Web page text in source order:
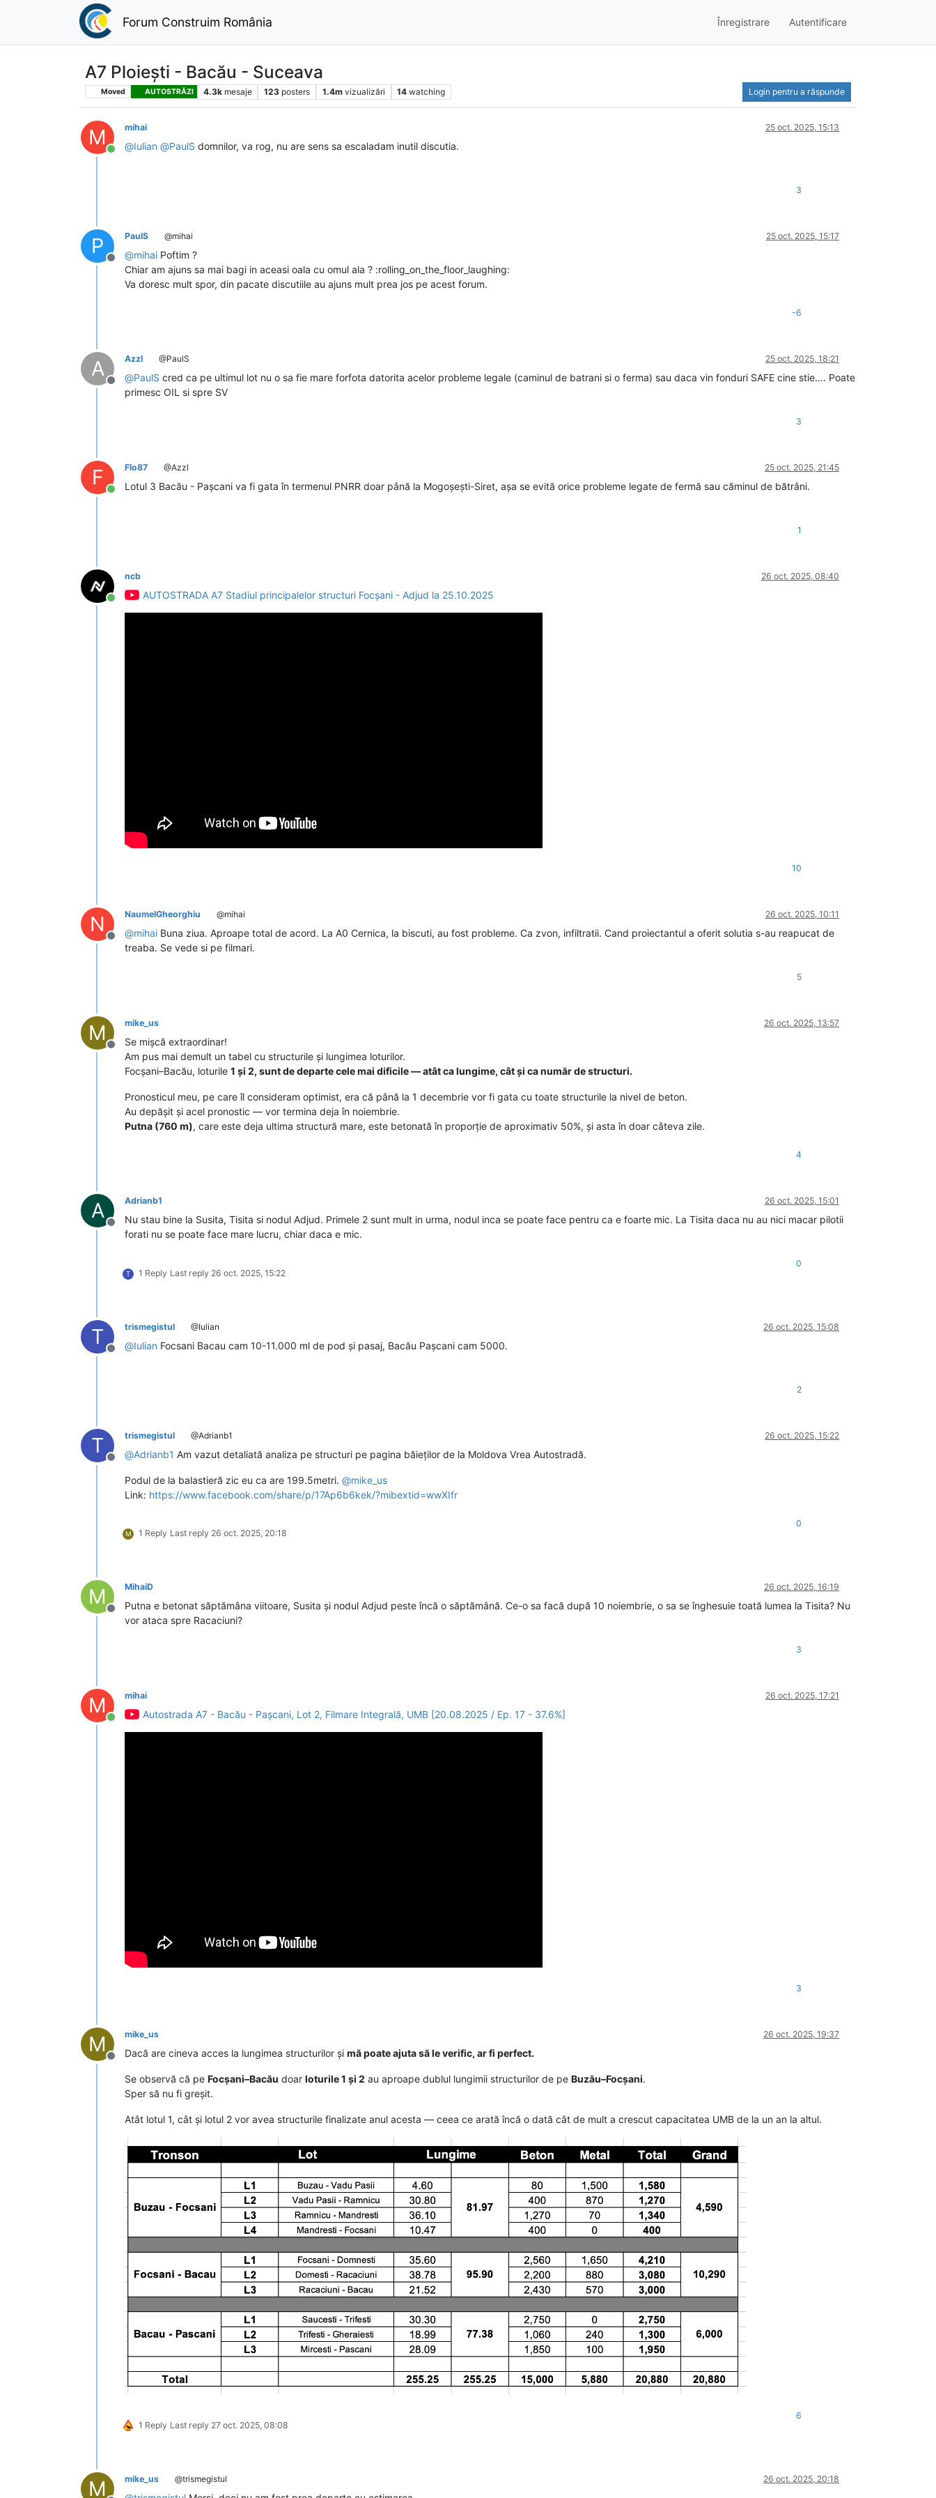
Forum Construim România Înregistrare Autentificare
A7 Ploiești - Bacău - Suceava
Moved AUTOSTRĂZI 4.3k mesaje 123 posters 1.4m vizualizări 14 watching Login pentru a răspunde
M
Conectat
mihai 25 oct. 2025, 15:13
@Iulian @PaulS domnilor, va rog, nu are sens sa escaladam inutil discutia.
3
P
Deconectat
PaulS @mihai 25 oct. 2025, 15:17
@mihai Poftim ?
Chiar am ajuns sa mai bagi in aceasi oala cu omul ala ? :rolling_on_the_floor_laughing:
Va doresc mult spor, din pacate discutiile au ajuns mult prea jos pe acest forum.
-6
A
Deconectat
Azzl @PaulS 25 oct. 2025, 18:21
@PaulS cred ca pe ultimul lot nu o sa fie mare forfota datorita acelor probleme legale (caminul de batrani si o ferma) sau daca vin fonduri SAFE cine stie…. Poate
primesc OIL si spre SV
3
F
Conectat
Flo87 @Azzl 25 oct. 2025, 21:45
Lotul 3 Bacău - Pașcani va fi gata în termenul PNRR doar până la Mogoșești-Siret, așa se evită orice probleme legate de fermă sau căminul de bătrâni.
1
Conectat
ncb 26 oct. 2025, 08:40
AUTOSTRADA A7 Stadiul principalelor structuri Focșani - Adjud la 25.10.2025
10
N
Deconectat
NaumelGheorghiu @mihai 26 oct. 2025, 10:11
@mihai Buna ziua. Aproape total de acord. La A0 Cernica, la biscuti, au fost probleme. Ca zvon, infiltratii. Cand proiectantul a oferit solutia s-au reapucat de
treaba. Se vede si pe filmari.
5
M
Deconectat
mike_us 26 oct. 2025, 13:57
Se mișcă extraordinar!
Am pus mai demult un tabel cu structurile și lungimea loturilor.
Focșani–Bacău, loturile 1 și 2, sunt de departe cele mai dificile — atât ca lungime, cât și ca număr de structuri.
Pronosticul meu, pe care îl consideram optimist, era că până la 1 decembrie vor fi gata cu toate structurile la nivel de beton.
Au depășit și acel pronostic — vor termina deja în noiembrie.
Putna (760 m), care este deja ultima structură mare, este betonată în proporție de aproximativ 50%, și asta în doar câteva zile.
4
A
Deconectat
Adrianb1 26 oct. 2025, 15:01
Nu stau bine la Susita, Tisita si nodul Adjud. Primele 2 sunt mult in urma, nodul inca se poate face pentru ca e foarte mic. La Tisita daca nu au nici macar pilotii
forati nu se poate face mare lucru, chiar daca e mic.
T 1 Reply Last reply 26 oct. 2025, 15:22
0
T
Deconectat
trismegistul @Iulian 26 oct. 2025, 15:08
@Iulian Focsani Bacau cam 10-11.000 ml de pod și pasaj, Bacău Pașcani cam 5000.
2
T
Deconectat
trismegistul @Adrianb1 26 oct. 2025, 15:22
@Adrianb1 Am vazut detaliată analiza pe structuri pe pagina băieților de la Moldova Vrea Autostradă.
Podul de la balastieră zic eu ca are 199.5metri. @mike_us
Link: https://www.facebook.com/share/p/17Ap6b6kek/?mibextid=wwXIfr
M 1 Reply Last reply 26 oct. 2025, 20:18
0
M
Deconectat
MihaiD 26 oct. 2025, 16:19
Putna e betonat săptămâna viitoare, Susita și nodul Adjud peste încă o săptămână. Ce-o sa facă după 10 noiembrie, o sa se înghesuie toată lumea la Tisita? Nu
vor ataca spre Racaciuni?
3
M
Conectat
mihai 26 oct. 2025, 17:21
Autostrada A7 - Bacău - Pașcani, Lot 2, Filmare Integrală, UMB [20.08.2025 / Ep. 17 - 37.6%]
3
M
Deconectat
mike_us 26 oct. 2025, 19:37
Dacă are cineva acces la lungimea structurilor și mă poate ajuta să le verific, ar fi perfect.
Se observă că pe Focșani–Bacău doar loturile 1 și 2 au aproape dublul lungimii structurilor de pe Buzău–Focșani.
Sper să nu fi greșit.
Atât lotul 1, cât și lotul 2 vor avea structurile finalizate anul acesta — ceea ce arată încă o dată cât de mult a crescut capacitatea UMB de la un an la altul.
1 Reply Last reply 27 oct. 2025, 08:08
6
M mike_us @trismegistul 26 oct. 2025, 20:18